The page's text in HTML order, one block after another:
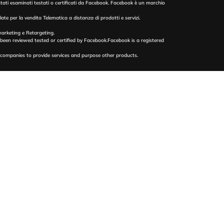
esaminati testati o certificati da Facebook. Facebook è un marchio
per la vendita Telematica a distanza di prodotti e servizi.
e Retargeting.
reviewed tested or certified by Facebook.Facebook is a registered
to provide services and purpose other products.